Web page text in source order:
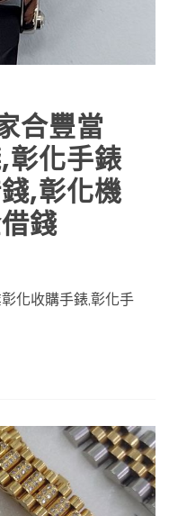
合豐當
彰化手錶
,彰化機
錢
化收購手錶,彰化手